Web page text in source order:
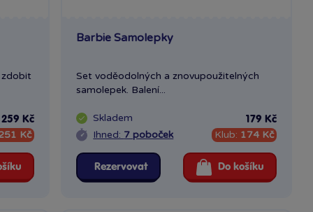
zdobit
259 Kč
Kč
Barbie Samolepky
Set voděodolných a znovupoužitelných
samolepek. Balení...
Skladem
Ihned: 7 poboček
179 Kč
Klub: 174 Kč
Rezervovat Do košíku